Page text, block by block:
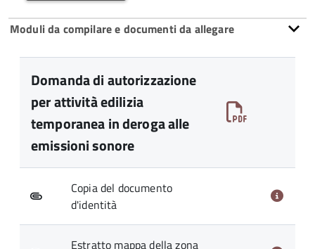
Moduli da compilare e documenti da allegare
Domanda di autorizzazione
per attività edilizia
temporanea in deroga alle
emissioni sonore
Copia del documento
d'identità
Estratto mappa della zona